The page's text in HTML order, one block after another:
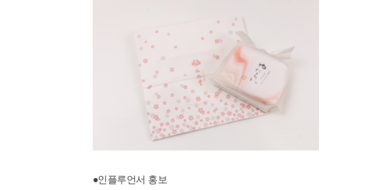
●인플루언서 홍보